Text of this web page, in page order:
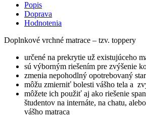
Popis
Doprava
Hodnotenia
Doplnkové vrchné matrace – tzv. toppery
určené na prekrytie už existujúceho
sú výborným riešením pre zvýšenie
zmenia nepohodlný opotrebovaný
môžu zmierniť bolesti vášho tela a
môžete ich použiť aj ako riešenie
študentov na internáte, na chatu,
vášho matraca